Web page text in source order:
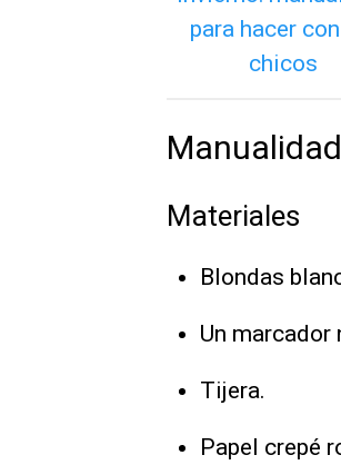
Materiales
Blondas
Un marcador
Tijera.
Papel crepé